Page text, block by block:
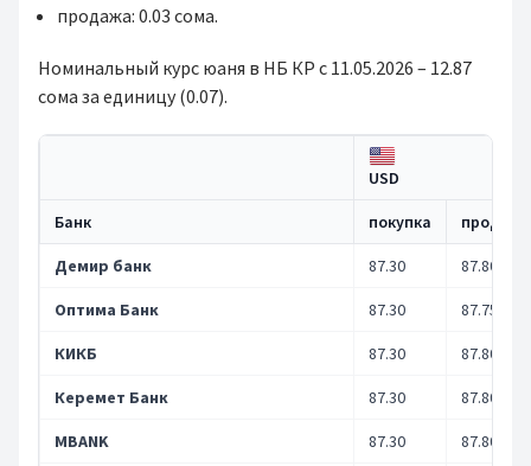
продажа: 0.03 сома.
Номинальный курс юаня в НБ КР с 11.05.2026 – 12.87
сома за единицу (0.07).
USD
Банк покупка продажа
Демир банк 87.30 87.80
Оптима Банк 87.30 87.75
КИКБ 87.30 87.80
Керемет Банк 87.30 87.80
MBANK 87.30 87.80